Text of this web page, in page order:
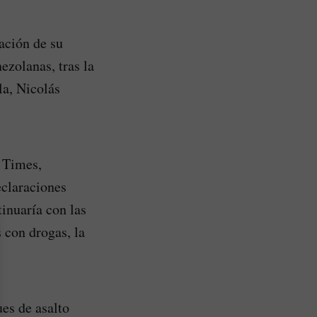
de su
tras la
Nicolás
con las
con drogas, la
de asalto